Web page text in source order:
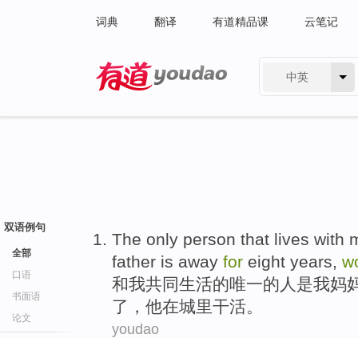
词典 翻译 有道精品课 云笔记
中英
双语例句
全部
口语
书面语
论文
The only person that lives with
father is away for eight years,
和我共同生活的唯一的 人 是我妈
了 ，他在城里干活。
youdao